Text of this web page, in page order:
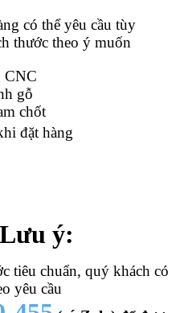
có thể yêu cầu tùy
thước theo ý muốn
CNC
gỗ
chốt
đặt hàng
Lưu ý:
tiêu chuẩn, quý khách có
yêu cầu